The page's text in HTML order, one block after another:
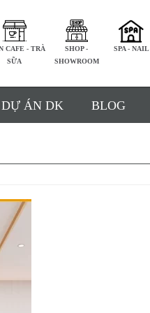
CAFE - TRÀ
SỮA
SHOP -
SHOWROOM
SPA - NAIL
DỰ ÁN DK BLOG